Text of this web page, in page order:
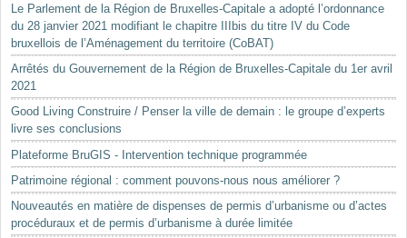
Le Parlement de la Région de Bruxelles-Capitale a adopté l’ordonnance
du 28 janvier 2021 modifiant le chapitre IIIbis du titre IV du Code
bruxellois de l’Aménagement du territoire (CoBAT)
Arrêtés du Gouvernement de la Région de Bruxelles-Capitale du 1er avril
2021
Good Living Construire / Penser la ville de demain : le groupe d’experts
livre ses conclusions
Plateforme BruGIS - Intervention technique programmée
Patrimoine régional : comment pouvons-nous nous améliorer ?
Nouveautés en matière de dispenses de permis d’urbanisme ou d’actes
procéduraux et de permis d’urbanisme à durée limitée